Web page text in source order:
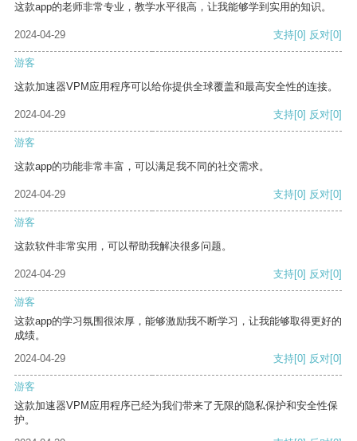
这款app的老师非常专业，教学水平很高，让我能够学到实用的知识。
2024-04-29 支持[0] 反对[0]
游客
这款加速器VPM应用程序可以给你提供全球覆盖和最高安全性的连接。
2024-04-29 支持[0] 反对[0]
游客
这款app的功能非常丰富，可以满足我不同的社交需求。
2024-04-29 支持[0] 反对[0]
游客
这款软件非常实用，可以帮助我解决很多问题。
2024-04-29 支持[0] 反对[0]
游客
这款app的学习氛围很浓厚，能够激励我不断学习，让我能够取得更好的
成绩。
2024-04-29
支持[0] 反对[0]
游客
这款加速器VPM应用程序已经为我们带来了无限的隐私保护和安全性保
护。